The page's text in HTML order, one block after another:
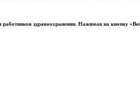
здравоохранения. Нажимая на кнопку